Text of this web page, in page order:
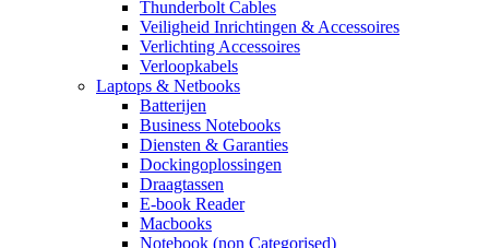
Thunderbolt Cables
Veiligheid Inrichtingen & Accessoires
Verlichting Accessoires
Verloopkabels
Laptops & Netbooks
Batterijen
Business Notebooks
Diensten & Garanties
Dockingoplossingen
Draagtassen
E-book Reader
Macbooks
Notebook (non Categorised)